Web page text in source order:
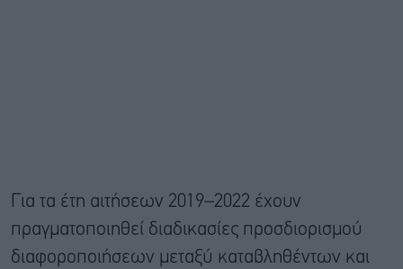
Για τα έτη αιτήσεων 2019–2022 έχουν
πραγματοποιηθεί διαδικασίες προσδιορισμού
διαφοροποιήσεων μεταξύ καταβληθέντων και